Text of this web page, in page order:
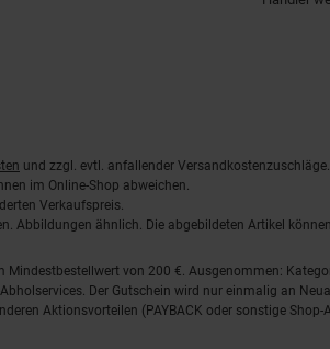
und zzgl. evtl. anfallender
im Online-Shop abweichen.
Verkaufspreis.
Abbildungen ähnlich. Die abgebildeten Artikel
von 200 €. Ausgenommen:
Der Gutschein wird nur einmalig an
Aktionsvorteilen (PAYBACK oder sonstige Shop-